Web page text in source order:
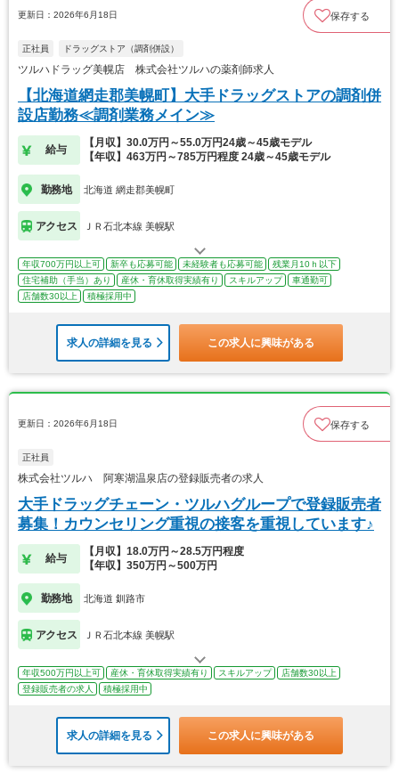
更新日：2026年6月18日 保存する
正社員 ドラッグストア（調剤併設）
ツルハドラッグ美幌店 株式会社ツルハの薬剤師求人
【北海道網走郡美幌町】大手ドラッグストアの調剤併
設店勤務≪調剤業務メイン≫
給与
【月収】30.0万円～55.0万円24歳～45歳モデル
【年収】463万円～785万円程度 24歳～45歳モデル
勤務地 北海道 網走郡美幌町
アクセス ＪＲ石北本線 美幌駅
年収700万円以上可 新卒も応募可能 未経験者も応募可能
残業月10ｈ以下
住宅補助（手当）あり
産休・育休取得実績有り スキルアップ
車通勤可
店舗数30以上
積極採用中
求人の詳細を見る この求人に興味がある
更新日：2026年6月18日 保存する
正社員
株式会社ツルハ 阿寒湖温泉店の登録販売者の求人
大手ドラッグチェーン・ツルハグループで登録販売者
募集！カウンセリング重視の接客を重視しています♪
給与
【月収】18.0万円～28.5万円程度
【年収】350万円～500万円
勤務地 北海道 釧路市
アクセス ＪＲ石北本線 美幌駅
年収500万円以上可 産休・育休取得実績有り スキルアップ
店舗数30以上
登録販売者の求人
積極採用中
求人の詳細を見る この求人に興味がある